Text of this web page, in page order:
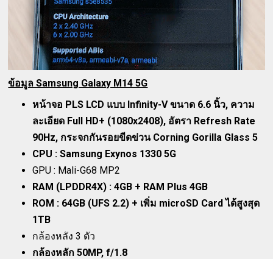
ข้อมูล Samsung Galaxy M14 5G
หน้าจอ PLS LCD แบบ Infinity-V ขนาด 6.6 นิ้ว, ความ
ละเอียด Full HD+ (1080x2408), อัตรา Refresh Rate
90Hz, กระจกกันรอยขีดข่วน Corning Gorilla Glass 5
CPU : Samsung Exynos 1330 5G
GPU : Mali-G68 MP2
RAM (LPDDR4X) : 4GB + RAM Plus 4GB
ROM : 64GB (UFS 2.2) + เพิ่ม microSD Card ได้สูงสุด
1TB
กล้องหลัง 3 ตัว
กล้องหลัก 50MP, f/1.8